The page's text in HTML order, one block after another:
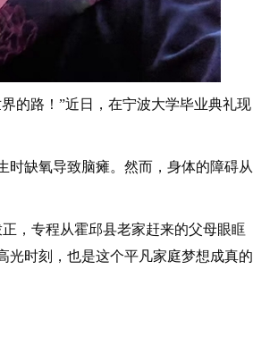
的路！”近日，在宁波大学毕业典礼现
缺氧导致脑瘫。然而，身体的障碍从
，专程从霍邱县老家赶来的父母眼眶
光时刻，也是这个平凡家庭梦想成真的